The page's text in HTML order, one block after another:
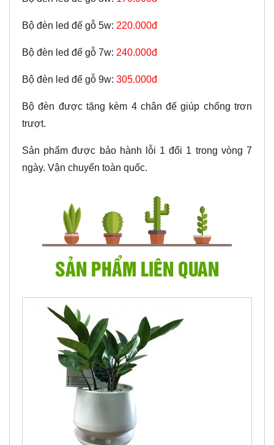
Bộ đèn led đế gỗ 5w: 220.000đ
Bộ đèn led đế gỗ 7w: 240.000đ
Bộ đèn led đế gỗ 9w: 305.000đ
Bộ đèn được tặng kèm 4 chân đế giúp chống trơn
trượt.
Sản phẩm được bảo hành lỗi 1 đổi 1 trong vòng 7
ngày. Vận chuyển toàn quốc.
SẢN PHẨM LIÊN QUAN